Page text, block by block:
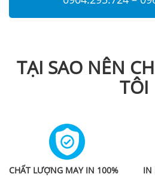
TẠI SAO NÊN
TÔI
CHẤT LƯỢNG MAY IN 100% IN